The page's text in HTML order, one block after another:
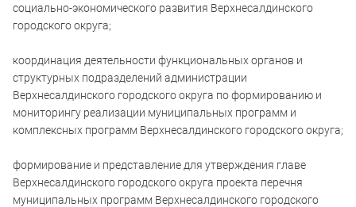
социально-экономического развития Верхнесалдинского
городского округа;
координация деятельности функциональных органов и
структурных подразделений администрации
Верхнесалдинского городского округа по формированию и
мониторингу реализации муниципальных программ и
комплексных программ Верхнесалдинского городского округа;
формирование и представление для утверждения главе
Верхнесалдинского городского округа проекта перечня
муниципальных программ Верхнесалдинского городского